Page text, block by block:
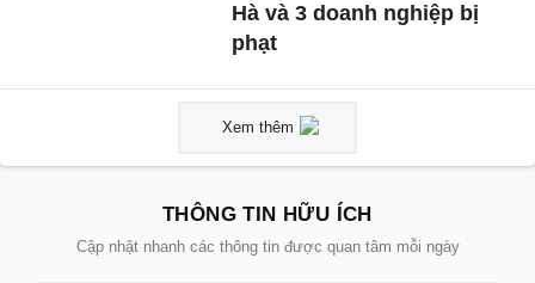
Hà và 3 doanh nghiệp bị
phạt
Xem thêm
THÔNG TIN HỮU ÍCH
Cập nhật nhanh các thông tin được quan tâm mỗi ngày